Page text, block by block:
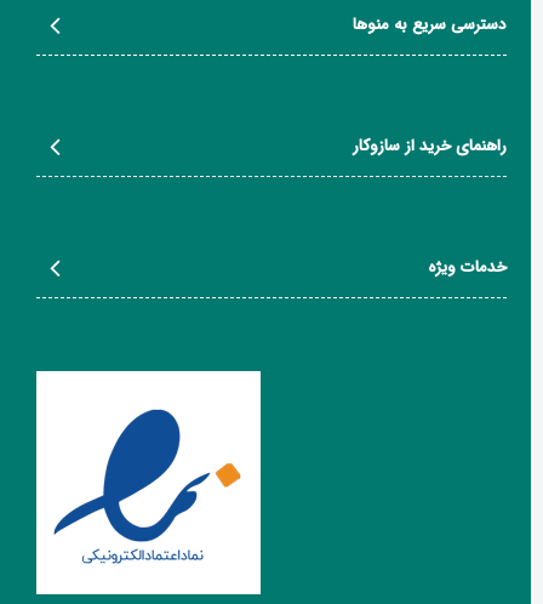
دسترسی سریع به منوها
راهنمای خرید از سازوکار
خدمات ویژه